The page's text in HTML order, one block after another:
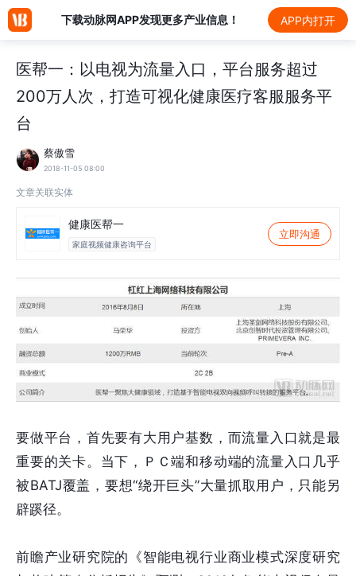
下载动脉网APP发现更多产业信息！ APP内打开
医帮一：以电视为流量入口，平台服务超过
200万人次，打造可视化健康医疗客服服务平
台
蔡傲雪
2018-11-05 08:00
文章关联实体
健康医帮一
家庭视频健康咨询平台
立即沟通
要做平台，首先要有大用户基数，而流量入口就是最
重要的关卡。当下，ＰＣ端和移动端的流量入口几乎
被BATJ覆盖，要想“绕开巨头”大量抓取用户，只能另
辟蹊径。
前瞻产业研究院的《智能电视行业商业模式深度研究